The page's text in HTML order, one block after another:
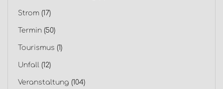
Strom (17)
Termin (50)
Tourismus (1)
Unfall (12)
Veranstaltung (104)